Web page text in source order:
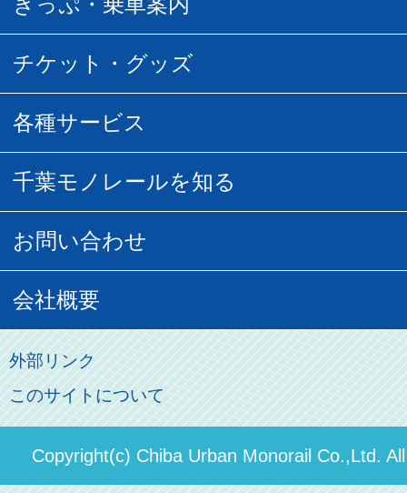
所要時間
空の散歩道
URBAN FLYER時刻表
団体乗車
貸切列車
乗車券の種類
フリーきっぷ
記念切符
割引制度
その他のご案内
パスモのご案内
チケット・グッズ
駅窓口販売チケット
葭川となみグッズ
初音ミクグッズ
俺の妹。
各種サービス
モノちゃんトラベル
広告募集
直営駐車場パーク＆ライド
ステーションギャラリー
駅構内出店者様募集
千葉モノレールを知る
営業距離世界最長
モノちゃん
お問い合わせ
お客様の声
よくあるご質問
お問い合わせ先
会社概要
会社概要
社長ごあいさつ
決算概要
外部リンク
このサイトについて
Copyright(c) Chiba Urban Monorail Co.,Ltd.